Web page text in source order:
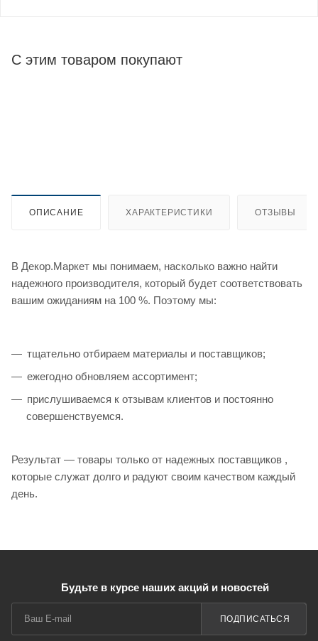
С этим товаром покупают
ОПИСАНИЕ ХАРАКТЕРИСТИКИ ОТЗЫВЫ
В Декор.Маркет мы понимаем, насколько важно найти
надежного производителя, который будет соответствовать
вашим ожиданиям на 100 %. Поэтому мы:
тщательно отбираем материалы и поставщиков;
ежегодно обновляем ассортимент;
прислушиваемся к отзывам клиентов и постоянно
совершенствуемся.
Результат — товары только от надежных поставщиков ,
которые служат долго и радуют своим качеством каждый
день.
Будьте в курсе наших акций и новостей
ПОДПИСАТЬСЯ